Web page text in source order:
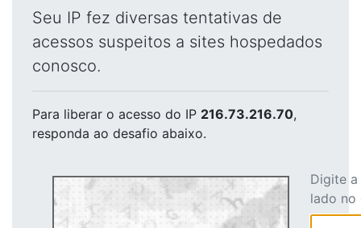
Seu IP fez diversas tentativas de
acessos suspeitos a sites hospedados
conosco.
Para liberar o acesso do IP 216.73.216.70,
responda ao desafio abaixo.
Digite
lado no